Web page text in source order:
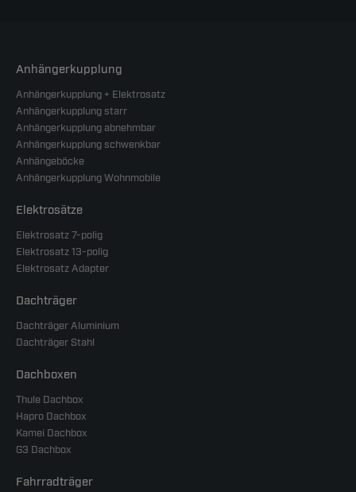
Anhängerkupplung
Anhängerkupplung + Elektrosatz
Anhängerkupplung starr
Anhängerkupplung abnehmbar
Anhängerkupplung schwenkbar
Anhängeböcke
Anhängerkupplung Wohnmobile
Elektrosätze
Elektrosatz 7-polig
Elektrosatz 13-polig
Elektrosatz Adapter
Dachträger
Dachträger Aluminium
Dachträger Stahl
Dachboxen
Thule Dachbox
Hapro Dachbox
Kamei Dachbox
G3 Dachbox
Fahrradträger